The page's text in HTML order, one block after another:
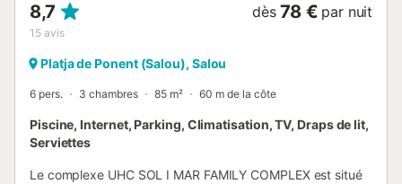
8,7
15 avis
dès 78 € par nuit
Platja de Ponent (Salou), Salou
6 pers. 3 chambres 85 m² 60 m de la côte
Piscine, Internet, Parking, Climatisation, TV, Draps de lit,
Serviettes
Le complexe UHC SOL I MAR FAMILY COMPLEX est situé